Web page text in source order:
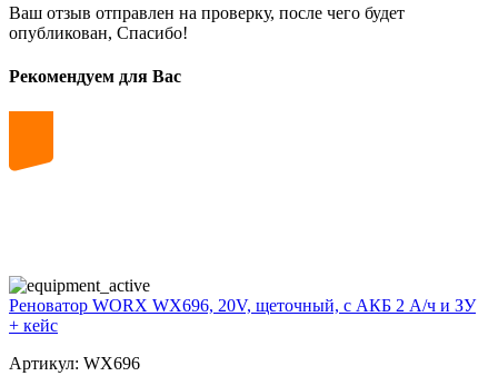
Ваш отзыв отправлен на проверку, после чего будет
опубликован, Спасибо!
Рекомендуем для Вас
Реноватор WORX WX696, 20V, щеточный, с АКБ 2 А/ч и ЗУ
+ кейс
Артикул: WX696